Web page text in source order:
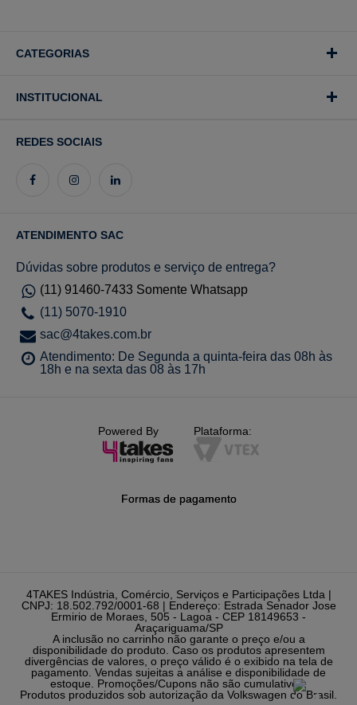
CATEGORIAS
INSTITUCIONAL
REDES SOCIAIS
ATENDIMENTO SAC
Dúvidas sobre produtos e serviço de entrega?
(11) 91460-7433 Somente Whatsapp
(11) 5070-1910
sac@4takes.com.br
Atendimento: De Segunda a quinta-feira das 08h às
18h e na sexta das 08 às 17h
Powered By Plataforma:
Formas de pagamento
4TAKES Indústria, Comércio, Serviços e Participações Ltda |
CNPJ: 18.502.792/0001-68 | Endereço: Estrada Senador Jose
Ermirio de Moraes, 505 - Lagoa - CEP 18149653 -
Araçariguama/SP
A inclusão no carrinho não garante o preço e/ou a
disponibilidade do produto. Caso os produtos apresentem
divergências de valores, o preço válido é o exibido na tela de
pagamento. Vendas sujeitas a análise e disponibilidade de
estoque. Promoções/Cupons não são cumulativos.
Produtos produzidos sob autorização da Volkswagen do Brasil.